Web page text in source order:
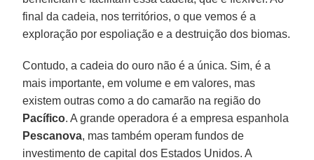
final da cadeia, nos territórios, o que vemos é a
exploração por espoliação e a destruição dos biomas.
Contudo, a cadeia do ouro não é a única. Sim, é a
mais importante, em volume e em valores, mas
existem outras como a do camarão na região do
Pacífico. A grande operadora é a empresa espanhola
Pescanova, mas também operam fundos de
investimento de capital dos Estados Unidos. A